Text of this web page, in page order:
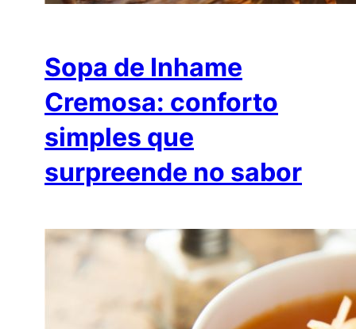
Sopa de Inhame
Cremosa: conforto
simples que
surpreende no sabor